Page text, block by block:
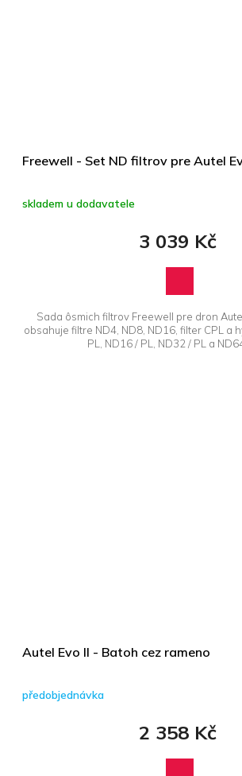
Freewell - Set ND filtrov pre Autel
skladem u dodavatele
3 039 Kč
Sada ôsmich filtrov Freewell pre dron
obsahuje filtre ND4, ND8, ND16, filter CPL a
PL, ND16 / PL, ND32 / PL a ND64
Autel Evo II - Batoh cez rameno
předobjednávka
2 358 Kč